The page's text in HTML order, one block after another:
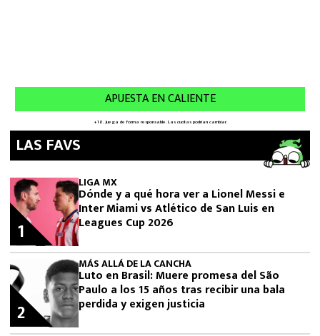
LAS FAVS
LIGA MX
Dónde y a qué hora ver a Lionel Messi e
Inter Miami vs Atlético de San Luis en
Leagues Cup 2026
1
MÁS ALLÁ DE LA CANCHA
Luto en Brasil: Muere promesa del São
Paulo a los 15 años tras recibir una bala
perdida y exigen justicia
2